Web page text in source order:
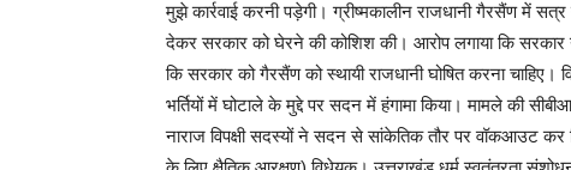
मुझे कार्रवाई करनी पड़ेगी। ग्रीष्मकालीन राजधानी गैरसैंण में
देकर सरकार को घेरने की कोशिश की। आरोप लगाया कि सरकार
कि सरकार को गैरसैंण को स्थायी राजधानी घोषित करना
भर्तियों में घोटाले के मुद्दे पर सदन में हंगामा किया। मामले की
नाराज विपक्षी सदस्यों ने सदन से सांकेतिक तौर पर वॉकआउट